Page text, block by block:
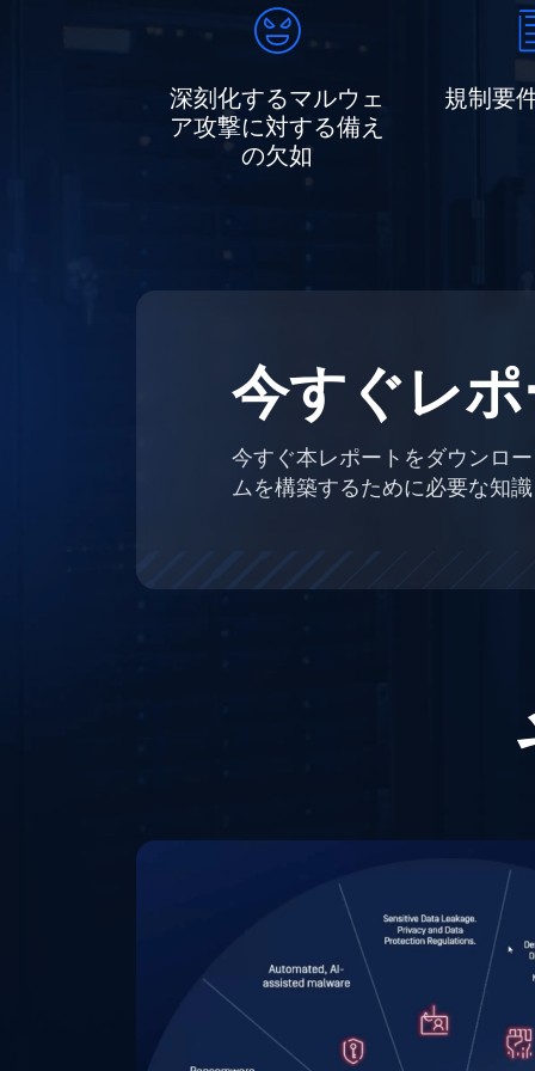
深刻化するマルウェ
ア攻撃に対する備え
の欠如
規制要
今すぐレ
今すぐ本レポートをダウンロ
ムを構築するために必要な知